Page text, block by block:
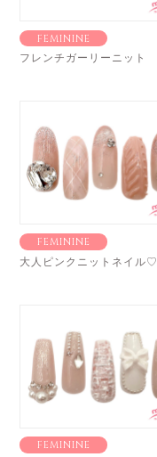
FEMININE
フレンチガーリーニット
FEMININE
大人ピンクニットネイル♡
FEMININE